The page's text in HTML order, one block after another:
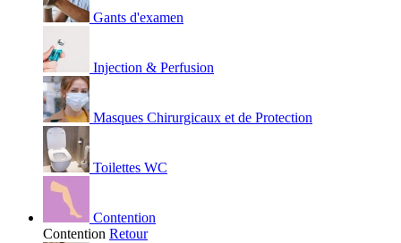
Gants d'examen
Injection & Perfusion
Masques Chirurgicaux et de Protection
Toilettes WC
Contention
Contention Retour